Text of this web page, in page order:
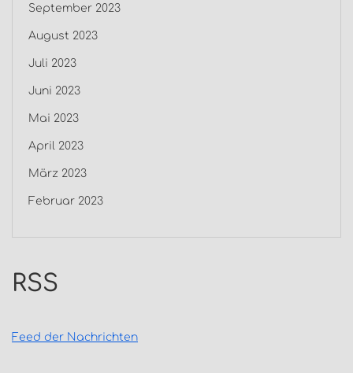
September 2023
August 2023
Juli 2023
Juni 2023
Mai 2023
April 2023
März 2023
Februar 2023
RSS
Feed der Nachrichten